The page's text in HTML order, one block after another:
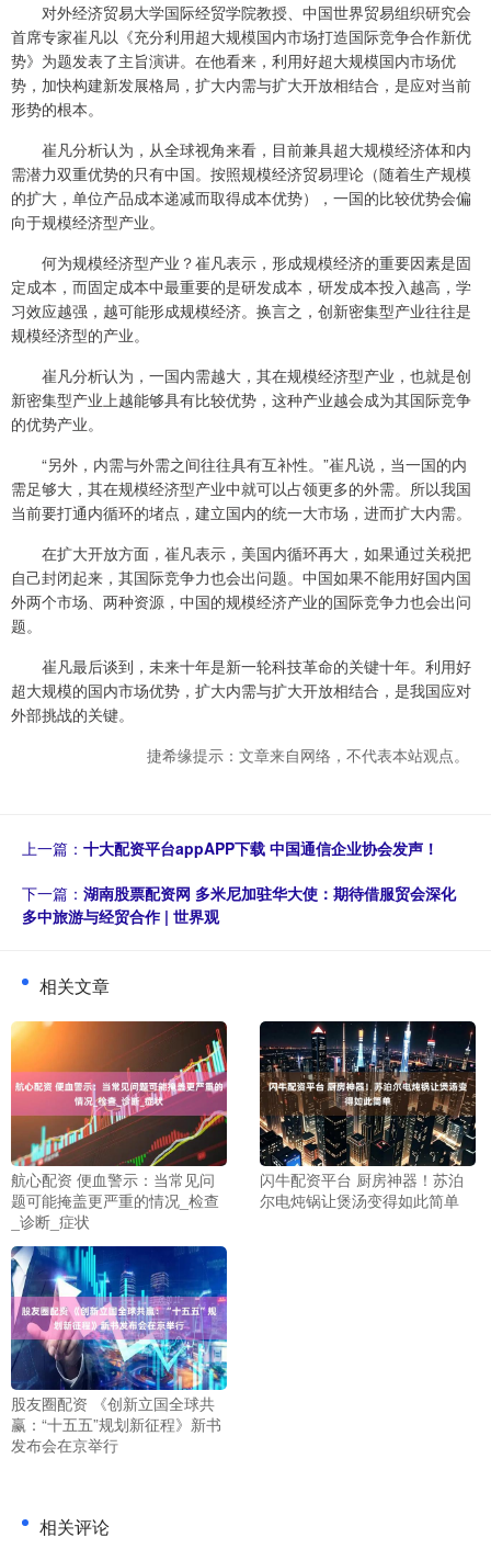
对外经济贸易大学国际经贸学院教授、中国世界贸易组织研究会
首席专家崔凡以《充分利用超大规模国内市场打造国际竞争合作新优
势》为题发表了主旨演讲。在他看来，利用好超大规模国内市场优
势，加快构建新发展格局，扩大内需与扩大开放相结合，是应对当前
形势的根本。
崔凡分析认为，从全球视角来看，目前兼具超大规模经济体和内
需潜力双重优势的只有中国。按照规模经济贸易理论（随着生产规模
的扩大，单位产品成本递减而取得成本优势），一国的比较优势会偏
向于规模经济型产业。
何为规模经济型产业？崔凡表示，形成规模经济的重要因素是固
定成本，而固定成本中最重要的是研发成本，研发成本投入越高，学
习效应越强，越可能形成规模经济。换言之，创新密集型产业往往是
规模经济型的产业。
崔凡分析认为，一国内需越大，其在规模经济型产业，也就是创
新密集型产业上越能够具有比较优势，这种产业越会成为其国际竞争
的优势产业。
“另外，内需与外需之间往往具有互补性。”崔凡说，当一国的内
需足够大，其在规模经济型产业中就可以占领更多的外需。所以我国
当前要打通内循环的堵点，建立国内的统一大市场，进而扩大内需。
在扩大开放方面，崔凡表示，美国内循环再大，如果通过关税把
自己封闭起来，其国际竞争力也会出问题。中国如果不能用好国内国
外两个市场、两种资源，中国的规模经济产业的国际竞争力也会出问
题。
崔凡最后谈到，未来十年是新一轮科技革命的关键十年。利用好
超大规模的国内市场优势，扩大内需与扩大开放相结合，是我国应对
外部挑战的关键。
捷希缘提示：文章来自网络，不代表本站观点。
上一篇： 十大配资平台appAPP下载 中国通信企业协会发声！
下一篇： 湖南股票配资网 多米尼加驻华大使：期待借服贸会深化
多中旅游与经贸合作 | 世界观
相关文章
航心配资 便血警示：当常见问
题可能掩盖更严重的情况_检查
_诊断_症状
闪牛配资平台 厨房神器！苏泊
尔电炖锅让煲汤变得如此简单
股友圈配资 《创新立国全球共
赢：“十五五”规划新征程》新书
发布会在京举行
相关评论